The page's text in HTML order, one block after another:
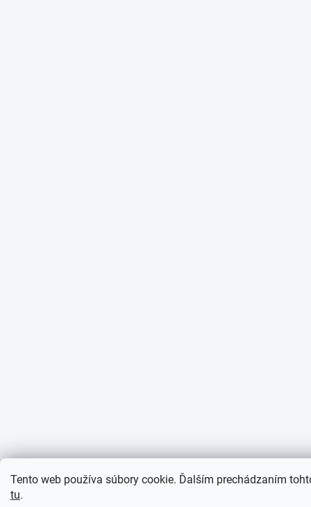
Tento web používa súbory cookie. Ďalším prechádzaním
tu.